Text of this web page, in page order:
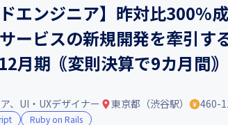
ドエンジニア】昨対比300%
ービスの新規開発を牽引
期｟変則決算で9カ月間｠
、UI・UXデザイナー 東京都（渋谷駅） 460-
Ruby on Rails